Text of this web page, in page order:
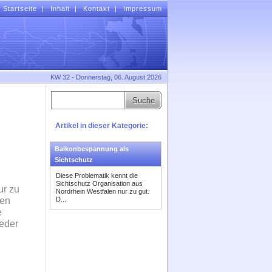
zu
Artikel in dieser Kategorie:
Balkonbespannung als
Sichtschutz
Diese Problematik kennt die
Sichtschutz Organisation aus
Nordrhein Westfalen nur zu gut.
D...
Startseite| Inhalt| Kontakt| Impressum
KW 32 - Donnerstag, 06. August 2026